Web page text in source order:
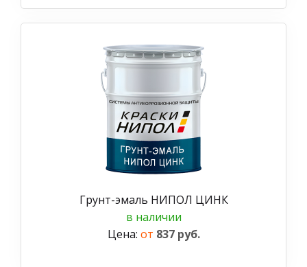
Грунт-эмаль НИПОЛ ЦИНК
в наличии
Цена: от 837 руб.